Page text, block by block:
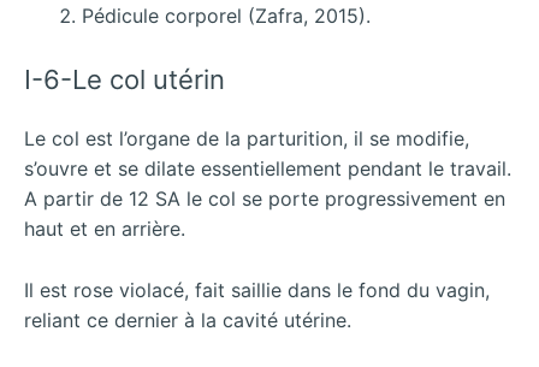
Pédicule corporel (Zafra, 2015).
I-6-Le col utérin
Le col est l’organe de la parturition, il se modifie,
s’ouvre et se dilate essentiellement pendant le travail.
A partir de 12 SA le col se porte progressivement en
haut et en arrière.
Il est rose violacé, fait saillie dans le fond du vagin,
reliant ce dernier à la cavité utérine.